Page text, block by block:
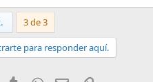
3 de 3
para responder aquí.